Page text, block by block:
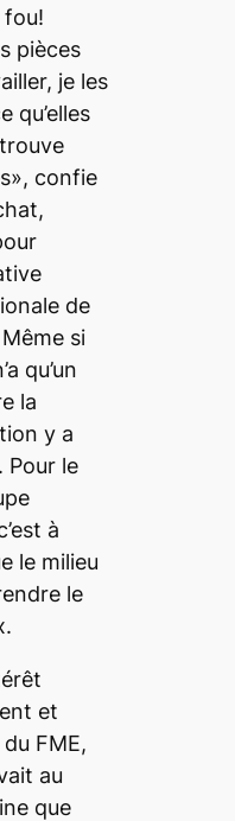
pièces
je les
qu’elles
confie
de
si
qu’un
la
y a
Pour le
à
le milieu
le
et
FME,
au
que